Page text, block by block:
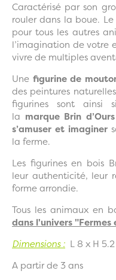
Caractérisé par son
rouler dans la boue.
pour tous les autres
l’imagination de votre
vivre de multiples
Une figurine de
des peintures
figurines sont ainsi
la marque Brin d’Ours
s’amuser et imaginer
la ferme.
Les figurines en bois
leur authenticité, leur
forme arrondie.
Tous les animaux en
dans l'univers
Dimensions : L 8 x H
A partir de 3 ans